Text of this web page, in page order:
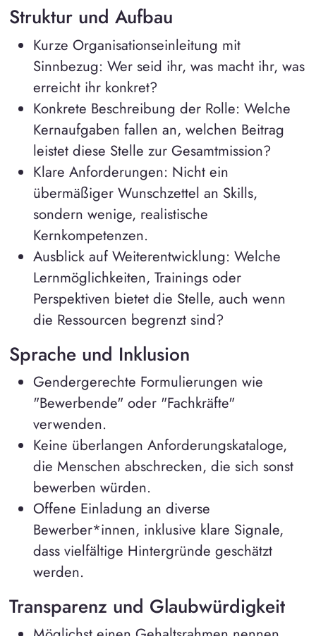
Struktur und Aufbau
Kurze Organisationseinleitung mit
Sinnbezug: Wer seid ihr, was macht ihr, was
erreicht ihr konkret?
Konkrete Beschreibung der Rolle: Welche
Kernaufgaben fallen an, welchen Beitrag
leistet diese Stelle zur Gesamtmission?
Klare Anforderungen: Nicht ein
übermäßiger Wunschzettel an Skills,
sondern wenige, realistische
Kernkompetenzen.
Ausblick auf Weiterentwicklung: Welche
Lernmöglichkeiten, Trainings oder
Perspektiven bietet die Stelle, auch wenn
die Ressourcen begrenzt sind?
Sprache und Inklusion
Gendergerechte Formulierungen wie
"Bewerbende" oder "Fachkräfte"
verwenden.
Keine überlangen Anforderungskataloge,
die Menschen abschrecken, die sich sonst
bewerben würden.
Offene Einladung an diverse
Bewerber*innen, inklusive klare Signale,
dass vielfältige Hintergründe geschätzt
werden.
Transparenz und Glaubwürdigkeit